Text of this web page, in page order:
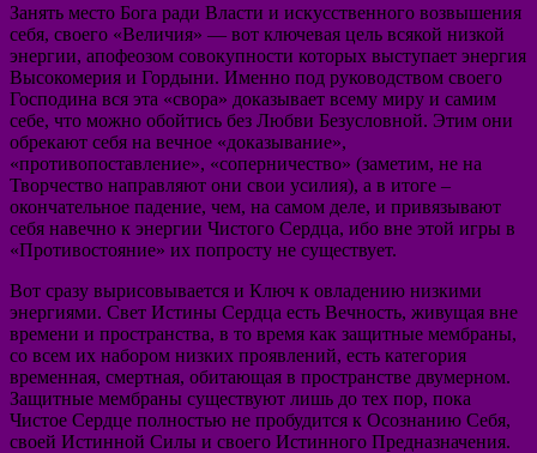
Занять место Бога ради Власти и искусственного возвышения
себя, своего «Величия» — вот ключевая цель всякой низкой
энергии, апофеозом совокупности которых выступает энергия
Высокомерия и Гордыни. Именно под руководством своего
Господина вся эта «свора» доказывает всему миру и самим
себе, что можно обойтись без Любви Безусловной. Этим они
обрекают себя на вечное «доказывание»,
«противопоставление», «соперничество» (заметим, не на
Творчество направляют они свои усилия), а в итоге –
окончательное падение, чем, на самом деле, и привязывают
себя навечно к энергии Чистого Сердца, ибо вне этой игры в
«Противостояние» их попросту не существует.
Вот сразу вырисовывается и Ключ к овладению низкими
энергиями. Свет Истины Сердца есть Вечность, живущая вне
времени и пространства, в то время как защитные мембраны,
со всем их набором низких проявлений, есть категория
временная, смертная, обитающая в пространстве двумерном.
Защитные мембраны существуют лишь до тех пор, пока
Чистое Сердце полностью не пробудится к Осознанию Себя,
своей Истинной Силы и своего Истинного Предназначения.